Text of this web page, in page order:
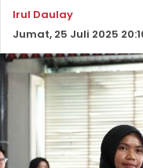
Irul Daulay
Jumat, 25 Juli 2025